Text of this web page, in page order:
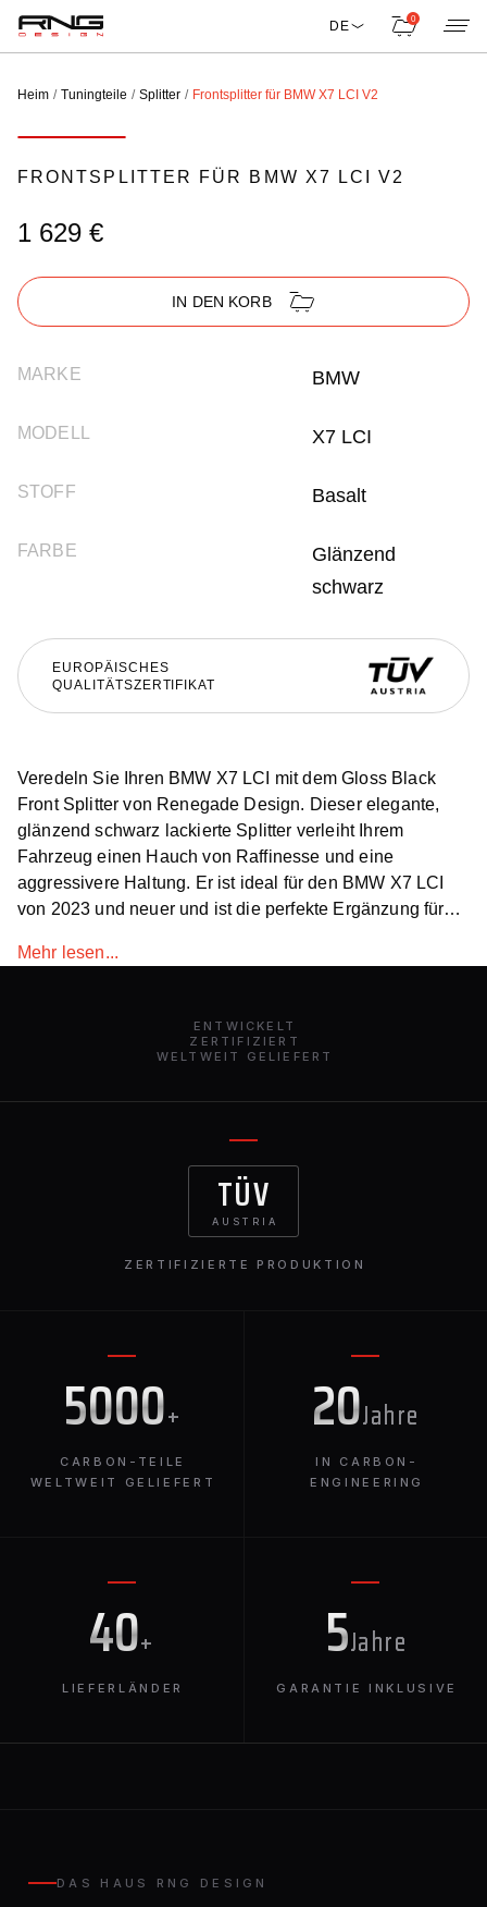
DE 0
Heim Tuningteile Splitter Frontsplitter für BMW X7 LCI V2
FRONTSPLITTER FÜR BMW X7 LCI V2
1 629 €
IN DEN KORB
MARKE BMW
MODELL X7 LCI
STOFF Basalt
FARBE
Glänzend
schwarz
EUROPÄISCHES
QUALITÄTSZERTIFIKAT
Veredeln Sie Ihren BMW X7 LCI mit dem Gloss Black
Front Splitter von Renegade Design. Dieser elegante,
glänzend schwarz lackierte Splitter verleiht Ihrem
Fahrzeug einen Hauch von Raffinesse und eine
aggressivere Haltung. Er ist ideal für den BMW X7 LCI
von 2023 und neuer und ist die perfekte Ergänzung für
suchen. Dieser weltweit erhältliche Frontsplitter ist Ihr
Mehr lesen...
ENTWICKELT
ZERTIFIZIERT
WELTWEIT GELIEFERT
5000+
CARBON-TEILE
WELTWEIT GELIEFERT
20Jahre
IN CARBON-
ENGINEERING
TÜV
AUSTRIA
ZERTIFIZIERTE PRODUKTION
40+
LIEFERLÄNDER
5Jahre
GARANTIE INKLUSIVE
DAS HAUS RNG DESIGN